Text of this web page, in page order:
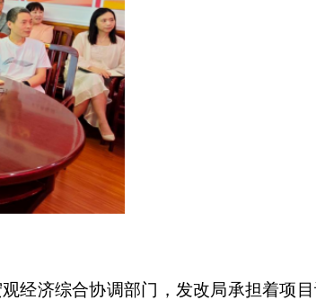
经济综合协调部门，发改局承担着项